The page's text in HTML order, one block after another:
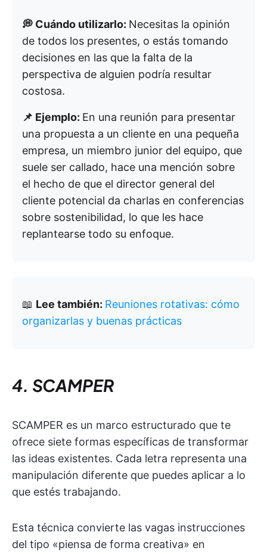
💭 Cuándo utilizarlo: Necesitas la opinión
de todos los presentes, o estás tomando
decisiones en las que la falta de la
perspectiva de alguien podría resultar
costosa.
📌 Ejemplo: En una reunión para presentar
una propuesta a un cliente en una pequeña
empresa, un miembro junior del equipo, que
suele ser callado, hace una mención sobre
el hecho de que el director general del
cliente potencial da charlas en conferencias
sobre sostenibilidad, lo que les hace
replantearse todo su enfoque.
📖 Lee también: Reuniones rotativas: cómo
organizarlas y buenas prácticas
4. SCAMPER
SCAMPER es un marco estructurado que te
ofrece siete formas específicas de transformar
las ideas existentes. Cada letra representa una
manipulación diferente que puedes aplicar a lo
que estés trabajando.
Esta técnica convierte las vagas instrucciones
del tipo «piensa de forma creativa» en